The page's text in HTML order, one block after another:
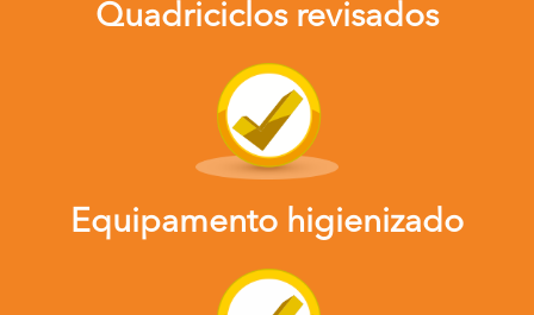
Quadriciclos revisados
Equipamento higienizado